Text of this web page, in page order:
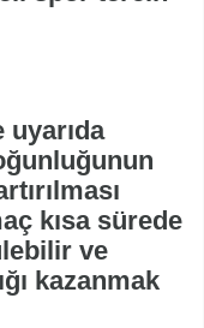
kısa sürede
ve
kazanmak